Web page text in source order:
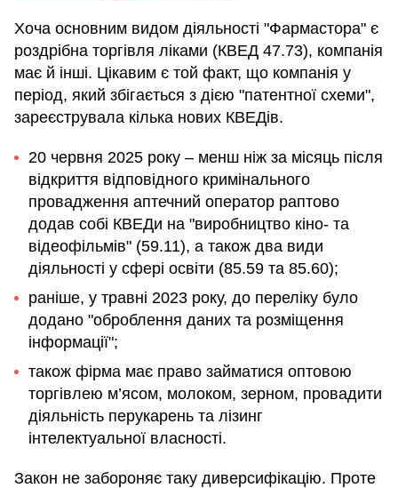
Хоча основним видом діяльності "Фармастора" є
роздрібна торгівля ліками (КВЕД 47.73), компанія
має й інші. Цікавим є той факт, що компанія у
період, який збігається з дією "патентної схеми",
зареєструвала кілька нових КВЕДів.
20 червня 2025 року – менш ніж за місяць після
відкриття відповідного кримінального
провадження аптечний оператор раптово
додав собі КВЕДи на "виробництво кіно- та
відеофільмів" (59.11), а також два види
діяльності у сфері освіти (85.59 та 85.60);
раніше, у травні 2023 року, до переліку було
додано "оброблення даних та розміщення
інформації";
також фірма має право займатися оптовою
торгівлею м’ясом, молоком, зерном, провадити
діяльність перукарень та лізинг
інтелектуальної власності.
Закон не забороняє таку диверсифікацію. Проте